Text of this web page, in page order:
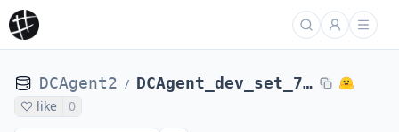
DCAgent2 / DCAgent_dev_set_71_tasks_laion_gpt-oss-120B-stack-overflow-32ep-131k-summtrc-fi01a350c3
like 0